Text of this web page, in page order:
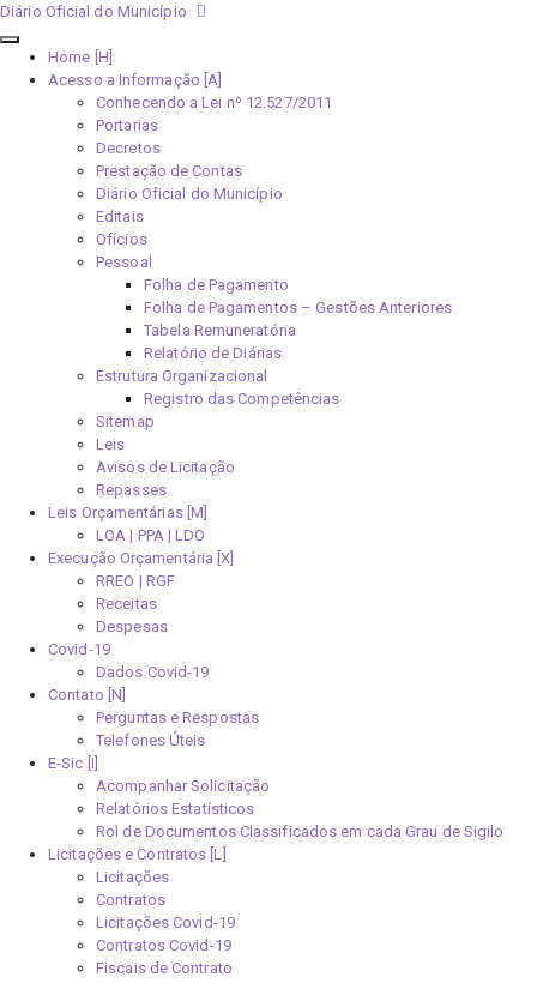
Diário Oficial do Município
Home [H]
Acesso a Informação [A]
Conhecendo a Lei nº 12.527/2011
Portarias
Decretos
Prestação de Contas
Diário Oficial do Município
Editais
Ofícios
Pessoal
Folha de Pagamento
Folha de Pagamentos – Gestões Anteriores
Tabela Remuneratória
Relatório de Diárias
Estrutura Organizacional
Registro das Competências
Sitemap
Leis
Avisos de Licitação
Repasses
Leis Orçamentárias [M]
LOA | PPA | LDO
Execução Orçamentária [X]
RREO | RGF
Receitas
Despesas
Covid-19
Dados Covid-19
Contato [N]
Perguntas e Respostas
Telefones Úteis
E-Sic [I]
Acompanhar Solicitação
Relatórios Estatísticos
Rol de Documentos Classificados em cada Grau de Sigilo
Licitações e Contratos [L]
Licitações
Contratos
Licitações Covid-19
Contratos Covid-19
Fiscais de Contrato